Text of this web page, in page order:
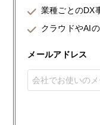
業種ごとのDX
クラウドやAI
メールアドレス